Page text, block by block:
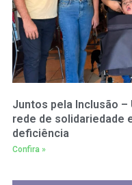
Juntos pela Inclusão
rede de solidariedade
deficiência
Confira »